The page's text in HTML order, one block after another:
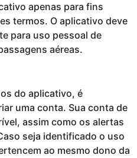
apenas para fins
termos. O aplicativo deve
para uso pessoal de
aéreas.
do aplicativo, é
uma conta. Sua conta de
assim como os alertas
seja identificado o uso
ao mesmo dono da